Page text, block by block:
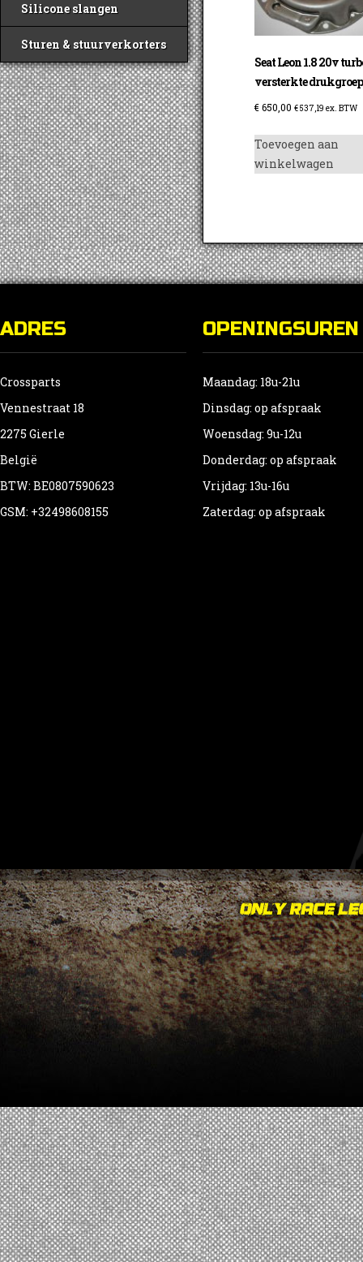
Silicone slangen
Sturen & stuurverkorters
Seat Leon 1.8 20v
versterkte drukgroep
€650,00 €537,19 ex. BTW
Toevoegen aan
winkelwagen
ADRES
Crossparts
Vennestraat 18
2275 Gierle
België
BTW: BE0807590623
GSM: +32498608155
OPENINGSUREN
Maandag: 18u-21u
Dinsdag: op afspraak
Woensdag: 9u-12u
Donderdag: op afspraak
Vrijdag: 13u-16u
Zaterdag: op afspraak